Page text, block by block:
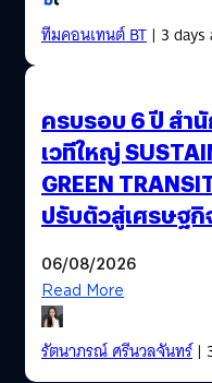
ทีมคอนเทนต์ BT| 3 days
ครบรอบ 6 ปี สำนั
เวทีใหญ่
GREEN
ปรับตัวสู่เศรษฐกิ
06/08/2026
Read More
รัตนาภรณ์ ศรีนวลจันทร์|